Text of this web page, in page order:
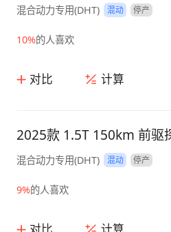
混合动力专用(DHT) 混动 停产
10%的人喜欢
对比 计算
2025款 1.5T 150km 前驱
混合动力专用(DHT) 混动 停产
9%的人喜欢